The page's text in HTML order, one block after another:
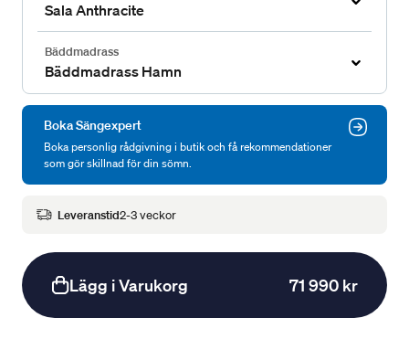
Sala Anthracite
Bäddmadrass
Bäddmadrass Hamn
Boka Sängexpert
Boka personlig rådgivning i butik och få rekommendationer
som gör skillnad för din sömn.
Leveranstid2-3 veckor
Lägg i Varukorg 71 990 kr